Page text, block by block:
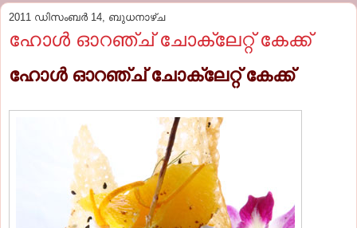
2011 ഡിസംബർ 14, ബുധനാഴ്‌ച
ഹോള്‍ ഓറഞ്ച് ചോക്‌ലേറ്റ് കേക്ക്
ഹോള്‍ ഓറഞ്ച് ചോക്‌ലേറ്റ് കേക്ക്